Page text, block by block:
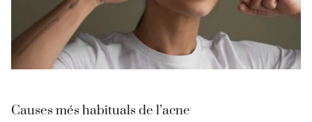
Causes més habituals de l’acne